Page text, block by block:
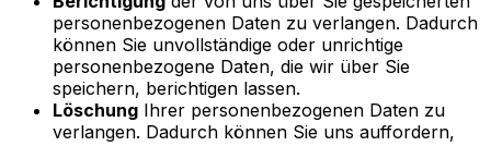
personenbezogenen Daten zu verlangen. Dadurch
können Sie unvollständige oder unrichtige
personenbezogene Daten, die wir über Sie
speichern, berichtigen lassen.
Löschung Ihrer personenbezogenen Daten zu
verlangen. Dadurch können Sie uns auffordern,